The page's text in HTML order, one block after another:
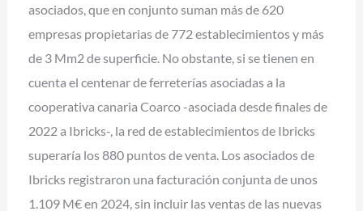
asociados, que en conjunto suman más de 620
empresas propietarias de 772 establecimientos y más
de 3 Mm2 de superficie. No obstante, si se tienen en
cuenta el centenar de ferreterías asociadas a la
cooperativa canaria Coarco -asociada desde finales de
2022 a Ibricks-, la red de establecimientos de Ibricks
superaría los 880 puntos de venta. Los asociados de
Ibricks registraron una facturación conjunta de unos
1.109 M€ en 2024, sin incluir las ventas de las nuevas